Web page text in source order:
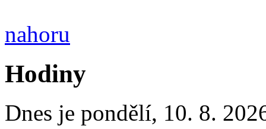
nahoru
Hodiny
Dnes je pondělí, 10. 8.